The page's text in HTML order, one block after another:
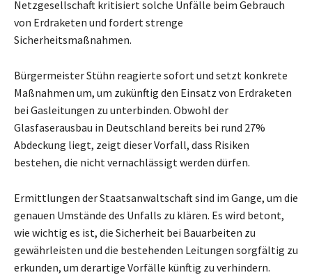
Netzgesellschaft kritisiert solche Unfälle beim Gebrauch
von Erdraketen und fordert strenge
Sicherheitsmaßnahmen.
Bürgermeister Stühn reagierte sofort und setzt konkrete
Maßnahmen um, um zukünftig den Einsatz von Erdraketen
bei Gasleitungen zu unterbinden. Obwohl der
Glasfaserausbau in Deutschland bereits bei rund 27%
Abdeckung liegt, zeigt dieser Vorfall, dass Risiken
bestehen, die nicht vernachlässigt werden dürfen.
Ermittlungen der Staatsanwaltschaft sind im Gange, um die
genauen Umstände des Unfalls zu klären. Es wird betont,
wie wichtig es ist, die Sicherheit bei Bauarbeiten zu
gewährleisten und die bestehenden Leitungen sorgfältig zu
erkunden, um derartige Vorfälle künftig zu verhindern.